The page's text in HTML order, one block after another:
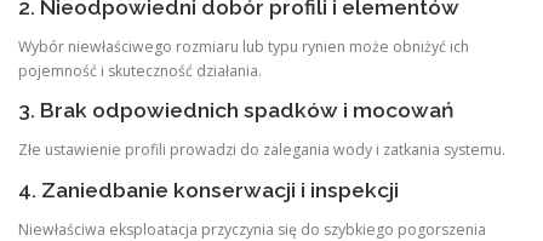
2. Nieodpowiedni dobór profili i elementów
Wybór niewłaściwego rozmiaru lub typu rynien może obniżyć ich
pojemność i skuteczność działania.
3. Brak odpowiednich spadków i mocowań
Złe ustawienie profili prowadzi do zalegania wody i zatkania systemu.
4. Zaniedbanie konserwacji i inspekcji
Niewłaściwa eksploatacja przyczynia się do szybkiego pogorszenia